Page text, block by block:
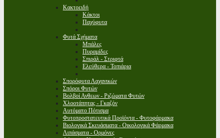
Κακτοειδή
Κάκτοι
Παχύφυτα
Φυτά Σχήματα
Μπάλες
Πυραμίδες
Σπιράλ - Στριφτά
Ελεύθερα - Τοπιάρια
Σπορόφυτα Λαχανικών
Σπόροι Φυτών
Βολβοί Ανθεων - Ριζώματα Φυτών
Χλοοτάπητας - Γκαζόν
Αυτόματο Πότισμα
Φυτοπροστατευτικά Προϊόντα - Φυτοφάρμακα
Βιολογικά Σκευάσματα - Οικολογικά Φάρμακα
Λιπάσματα - Ορμόνες